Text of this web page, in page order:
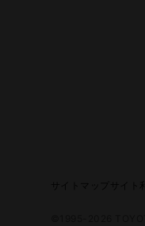
サイト
©1995-2026